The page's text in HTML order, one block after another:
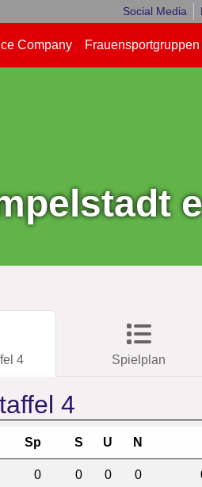
Social Media
Company Frauensportgruppen
4 Spielplan
4
Sp S U N
0 0 0 0